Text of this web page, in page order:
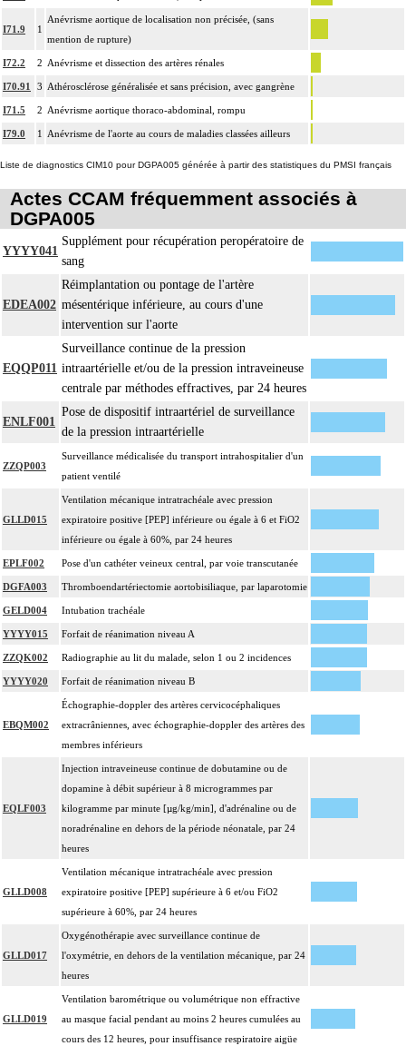
- choix du niveau d'hypothermie
- choix du débit de CEC
- décision de cardioplégie
- décision d'assistance circulatoire.
4 La suture d'un vaisseau inclut l'angioplastie d'élargissement.
4 Le pontage artériel inclut la thromboendartériectomie de contigüité.
4
intrathoracique associée, la pose de drain pleural et/ou péricardique.
Les actes sur le thorax, par thoracotomie incluent l'évacuation de collection
intrathoracique associée, la pose de drain pleural et/ou péricardique.
inerte ou pulsée, et son ablation.
Facturation : les suppléments de numérisation ou la radioscopie de longue
actes diagnostiques ou thérapeutiques de radiologie vasculaire
I71.9 1
Anévrisme aortique de localisation non précisée, (sans
mention de rupture)
I72.2 2 Anévrisme et dissection des artères rénales
I70.91 3 Athérosclérose généralisée et sans précision, avec gangrène
I71.5 2 Anévrisme aortique thoraco-abdominal, rompu
I79.0 1 Anévrisme de l'aorte au cours de maladies classées ailleurs
Liste de diagnostics CIM10 pour DGPA005 générée à partir des statistiques du PMSI français
Actes CCAM fréquemment associés à
DGPA005
YYYY041
Supplément pour récupération peropératoire de
sang
EDEA002
Réimplantation ou pontage de l'artère
mésentérique inférieure, au cours d'une
intervention sur l'aorte
EQQP011
Surveillance continue de la pression
intraartérielle et/ou de la pression intraveineuse
centrale par méthodes effractives, par 24 heures
ENLF001
Pose de dispositif intraartériel de surveillance
de la pression intraartérielle
ZZQP003
Surveillance médicalisée du transport intrahospitalier d'un
patient ventilé
GLLD015
Ventilation mécanique intratrachéale avec pression
expiratoire positive [PEP] inférieure ou égale à 6 et FiO2
inférieure ou égale à 60%, par 24 heures
EPLF002 Pose d'un cathéter veineux central, par voie transcutanée
DGFA003 Thromboendartériectomie aortobisiliaque, par laparotomie
GELD004 Intubation trachéale
YYYY015 Forfait de réanimation niveau A
ZZQK002 Radiographie au lit du malade, selon 1 ou 2 incidences
YYYY020 Forfait de réanimation niveau B
EBQM002
Échographie-doppler des artères cervicocéphaliques
extracrâniennes, avec échographie-doppler des artères des
membres inférieurs
EQLF003
Injection intraveineuse continue de dobutamine ou de
dopamine à débit supérieur à 8 microgrammes par
kilogramme par minute [µg/kg/min], d'adrénaline ou de
noradrénaline en dehors de la période néonatale, par 24
heures
GLLD008
Ventilation mécanique intratrachéale avec pression
expiratoire positive [PEP] supérieure à 6 et/ou FiO2
supérieure à 60%, par 24 heures
GLLD017
Oxygénothérapie avec surveillance continue de
l'oxymétrie, en dehors de la ventilation mécanique, par 24
heures
GLLD019
Ventilation barométrique ou volumétrique non effractive
au masque facial pendant au moins 2 heures cumulées au
cours des 12 heures, pour insuffisance respiratoire aigüe